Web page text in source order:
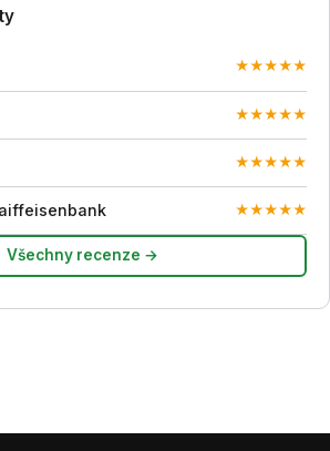
★★★★★
★★★★★
★★★★★
★★★★★
Všechny recenze →